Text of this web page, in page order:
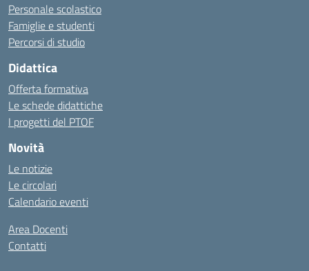
Personale scolastico
Famiglie e studenti
Percorsi di studio
Didattica
Offerta formativa
Le schede didattiche
I progetti del PTOF
Novità
Le notizie
Le circolari
Calendario eventi
Area Docenti
Contatti